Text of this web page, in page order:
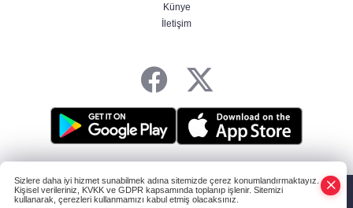
Şehit aileleri ve gazilerin haklarına ilişkin
Künye
İletişim
Tüm hakları saklıdır.
Sizlere daha iyi hizmet sunabilmek adına sitemizde çerez konumlandırmaktayız.
Kişisel verileriniz, KVKK ve GDPR kapsamında toplanıp işlenir. Sitemizi
kullanarak, çerezleri kullanmamızı kabul etmiş olacaksınız.